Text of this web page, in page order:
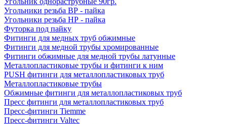
Угольники резьба ВР - пайка
Угольники резьба НР - пайка
Футорка под пайку
Фитинги для медных труб обжимные
Фитинги для медной трубы хромированные
Фитинги обжимные для медной трубы латунные
Металлопластиковые трубы и фитинги к ним
PUSH фитинги для металлопластиковых труб
Металлопластиковые трубы
Обжимные фитинги для металлопластиковых труб
Пресс фитинги для металлопластиковых труб
Пресс-фитинги Tiemme
Пресс-фитинги Valtec